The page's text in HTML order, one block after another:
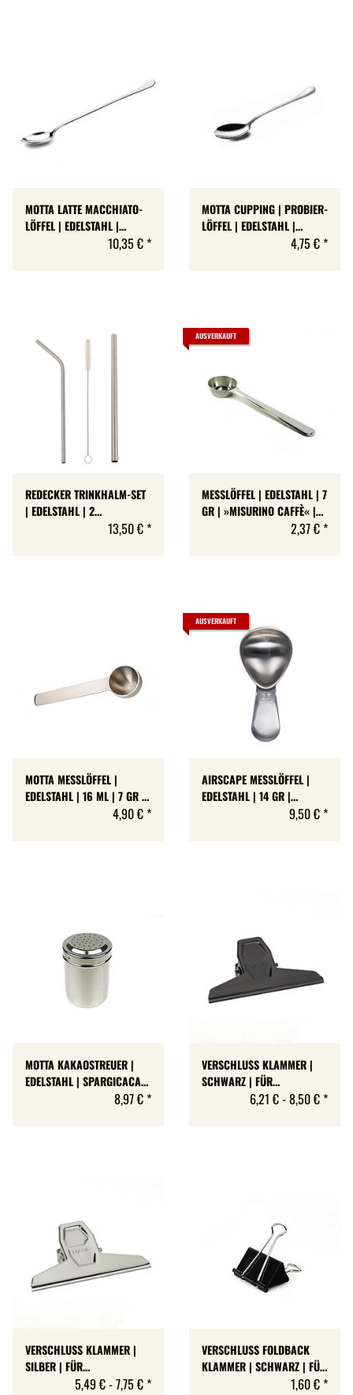
MOTTA LATTE MACCHIATO-
LÖFFEL | EDELSTAHL |
CUCCHIAINO LATTE10,35 € *
MOTTA CUPPING | PROBIER-
LÖFFEL | EDELSTAHL |
DEGUSTATION | CUCCHIAINO
4,75 € *
REDECKER TRINKHALM-SET
| EDELSTAHL | 2
VERSCHIEDEN DICKE HALME
13,50 € *
AUSVERKAUFT
MESSLÖFFEL | EDELSTAHL | 7
GR | »MISURINO CAFFÈ« |
2,37 € *
MOTTA MESSLÖFFEL |
EDELSTAHL | 16 ML | 7 GR |
»CUCCIAIO DOSACAFFÉ«
4,90 € *
AUSVERKAUFT
AIRSCAPE MESSLÖFFEL |
EDELSTAHL | 14 GR |
9,50 € *
MOTTA KAKAOSTREUER |
EDELSTAHL | SPARGICACAO
8,97 € *
VERSCHLUSS KLAMMER |
SCHWARZ | FÜR
KAFFEEPACKUNGEN | 3
6,21 € -8,50 € *
VERSCHLUSS KLAMMER |
SILBER | FÜR
KAFFEEPACKUNGEN | 3
5,49 € -7,75 € *
VERSCHLUSS FOLDBACK
KLAMMER | SCHWARZ | FÜR
KAFFEEPACKUNGEN | 5 CM
1,60 € *